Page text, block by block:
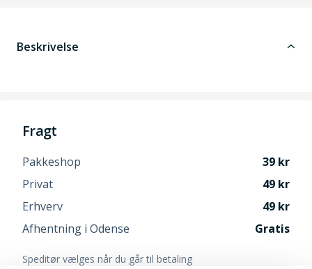
Beskrivelse
Fragt
Pakkeshop
39
Privat
49
Erhverv
49
Afhentning i Odense
Gratis
Speditør vælges når du går til betaling